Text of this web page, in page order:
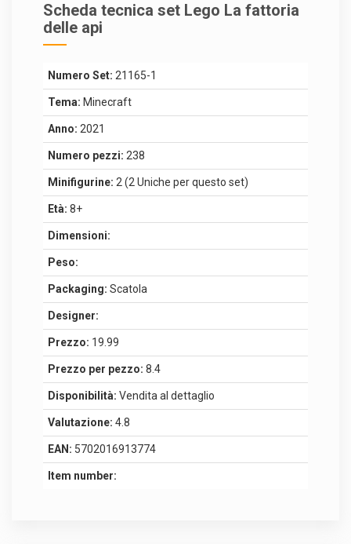
Scheda tecnica set Lego La fattoria
delle api
Numero Set: 21165-1
Tema: Minecraft
Anno: 2021
Numero pezzi: 238
Minifigurine: 2 (2 Uniche per questo set)
Età: 8+
Dimensioni:
Peso:
Packaging: Scatola
Designer:
Prezzo: 19.99
Prezzo per pezzo: 8.4
Disponibilità: Vendita al dettaglio
Valutazione: 4.8
EAN: 5702016913774
Item number: